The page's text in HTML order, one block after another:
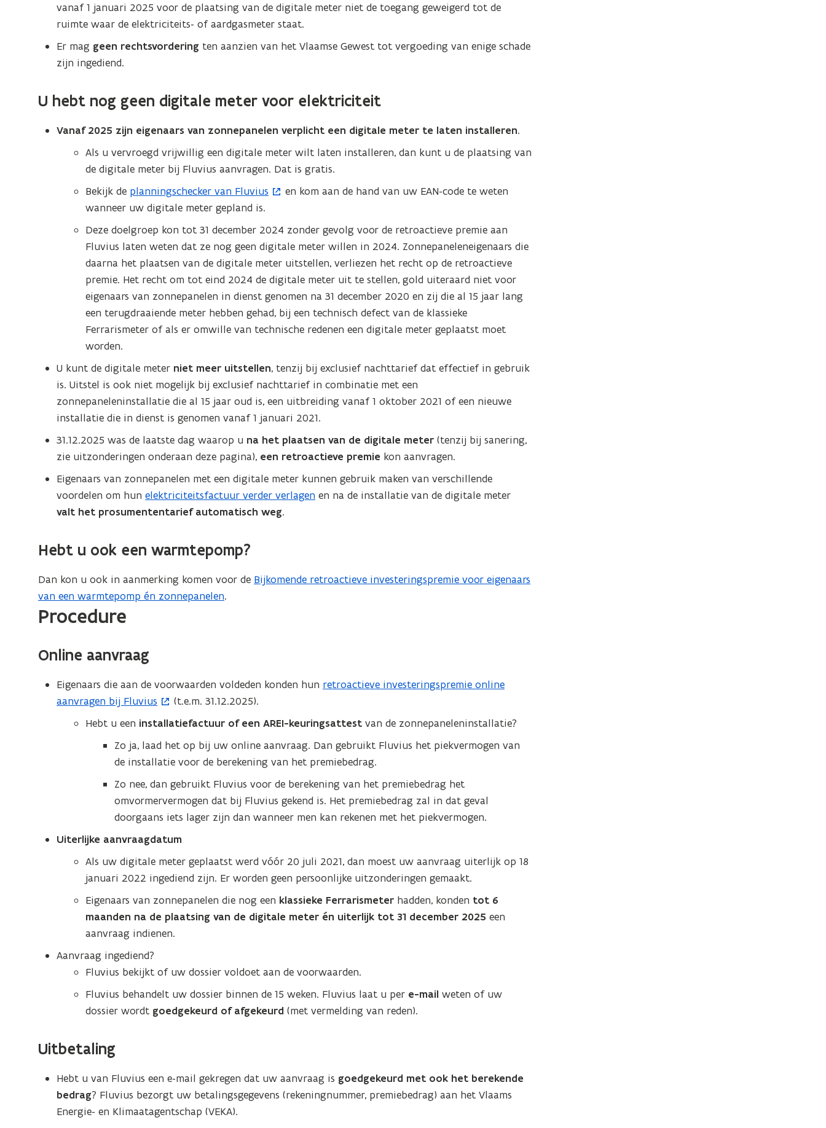
vanaf 1 januari 2025 voor de plaatsing van de digitale meter niet de toegang geweigerd tot de
ruimte waar de elektriciteits- of aardgasmeter staat.
Er mag geen rechtsvordering ten aanzien van het Vlaamse Gewest tot vergoeding van enige schade
zijn ingediend.
U hebt nog geen digitale meter voor elektriciteit
Vanaf 2025 zijn eigenaars van zonnepanelen verplicht een digitale meter te laten installeren.
Als u vervroegd vrijwillig een digitale meter wilt laten installeren, dan kunt u de plaatsing van
de digitale meter bij Fluvius aanvragen. Dat is gratis.
Bekijk de planningschecker van Fluvius
(
o
p
e
n
t
i
n
n
u
w
v
e
n
s
t
e
r
en kom aan de hand van uw EAN-code te weten
wanneer uw digitale meter gepland is.
Deze doelgroep kon tot 31 december 2024 zonder gevolg voor de retroactieve premie aan
Fluvius laten weten dat ze nog geen digitale meter willen in 2024. Zonnepaneleneigenaars die
daarna het plaatsen van de digitale meter uitstellen, verliezen het recht op de retroactieve
premie. Het recht om tot eind 2024 de digitale meter uit te stellen, gold uiteraard niet voor
eigenaars van zonnepanelen in dienst genomen na 31 december 2020 en zij die al 15 jaar lang
een terugdraaiende meter hebben gehad, bij een technisch defect van de klassieke
Ferrarismeter of als er omwille van technische redenen een digitale meter geplaatst moet
worden.
U kunt de digitale meter niet meer uitstellen, tenzij bij exclusief nachttarief dat effectief in gebruik
is. Uitstel is ook niet mogelijk bij exclusief nachttarief in combinatie met een
zonnepaneleninstallatie die al 15 jaar oud is, een uitbreiding vanaf 1 oktober 2021 of een nieuwe
installatie die in dienst is genomen vanaf 1 januari 2021.
31.12.2025 was de laatste dag waarop u na het plaatsen van de digitale meter(tenzij bij sanering,
zie uitzonderingen onderaan deze pagina), een retroactieve premie kon aanvragen.
Eigenaars van zonnepanelen met een digitale meter kunnen gebruik maken van verschillende
voordelen om hunelektriciteitsfactuur verder verlagen en na de installatie van de digitale meter
valt het prosumententarief automatisch weg.
Hebt u ook eenwarmtepomp?
Dan kon u ook in aanmerking komen voor de Bijkomende retroactieve investeringspremie voor eigenaars
van een warmtepomp én zonnepanelen.
Procedure
Online aanvraag
Eigenaars die aan de voorwaarden voldeden konden hun retroactieve investeringspremie online
aanvragen bij Fluvius
(
p
n
t
i
n
n
u
w
v
e
t
r
)
(t.e.m. 31.12.2025).
Hebt u een installatiefactuur of een AREI-keuringsattest van de zonnepaneleninstallatie?
Zo ja, laad het op bij uw online aanvraag. Dan gebruikt Fluvius het piekvermogen van
de installatie voor de berekening van het premiebedrag.
Zo nee, dan gebruikt Fluvius voor de berekening van het premiebedrag het
omvormervermogen dat bij Fluvius gekend is. Het premiebedrag zal in dat geval
doorgaans iets lager zijn dan wanneer men kan rekenen met het piekvermogen.
Uiterlijke aanvraagdatum
Als uw digitale meter geplaatst werd vóór 20 juli 2021, dan moest uw aanvraag uiterlijk op 18
januari 2022 ingediend zijn. Er worden geen persoonlijke uitzonderingen gemaakt.
Eigenaars van zonnepanelen die nog een klassieke Ferrarismeter hadden, konden tot 6
maanden na de plaatsing van de digitale meter én uiterlijk tot 31 december 2025een
aanvraag indienen.
Aanvraag ingediend?
Fluvius bekijkt of uw dossier voldoet aan de voorwaarden.
Fluvius behandelt uw dossier binnen de 15 weken. Fluvius laat u per e-mailweten of uw
dossier wordt goedgekeurd of afgekeurd (met vermelding van reden).
Uitbetaling
Hebt u van Fluvius een e-mail gekregen dat uw aanvraag is goedgekeurd met ook het berekende
bedrag? Fluvius bezorgt uw betalingsgegevens (rekeningnummer, premiebedrag) aan het Vlaams
Energie- en Klimaatagentschap (VEKA).